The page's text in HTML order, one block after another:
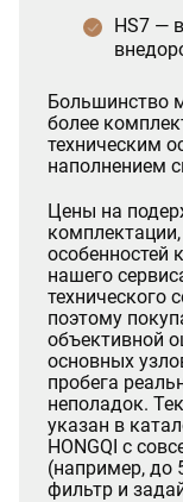
HS7 —
Большинство
более
техническим
наполнением
Цены на
нашего
технического
поэтому
объективной
основных
пробега
неполадок.
указан в
HONGQI с
(например, до
фильтр и